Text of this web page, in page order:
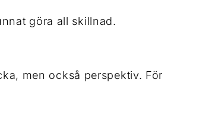
göra all skillnad.
men också perspektiv. För